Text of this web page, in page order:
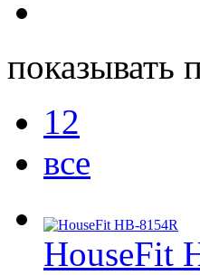
показывать
12
все
HouseFit